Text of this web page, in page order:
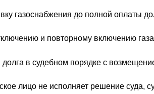
газоснабжения до полной оплаты
и повторному включению
в судебном порядке с
лицо не исполняет решение суда,